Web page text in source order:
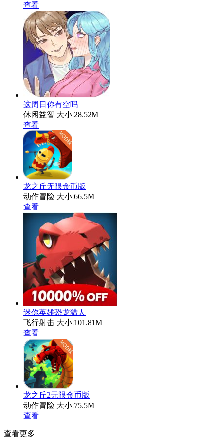
查看
这周日你有空吗
休闲益智 大小:28.52M
查看
龙之丘无限金币版
动作冒险 大小:66.5M
查看
迷你英雄恐龙猎人
飞行射击 大小:101.81M
查看
龙之丘2无限金币版
动作冒险 大小:75.5M
查看
查看更多